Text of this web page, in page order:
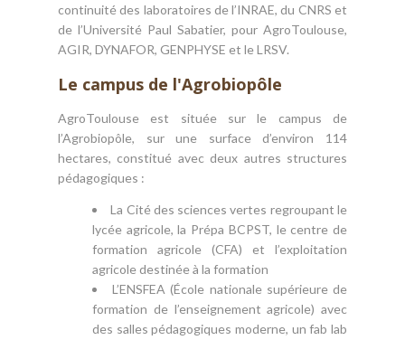
continuité des laboratoires de l’INRAE, du CNRS et
de l’Université Paul Sabatier, pour AgroToulouse,
AGIR, DYNAFOR, GENPHYSE et le LRSV.
Le campus de l'Agrobiopôle
AgroToulouse est située sur le campus de
l’Agrobiopôle, sur une surface d’environ 114
hectares, constitué avec deux autres structures
pédagogiques :
La Cité des sciences vertes regroupant le
lycée agricole, la Prépa BCPST, le centre de
formation agricole (CFA) et l’exploitation
agricole destinée à la formation
L’ENSFEA (École nationale supérieure de
formation de l’enseignement agricole) avec
des salles pédagogiques moderne, un fab lab